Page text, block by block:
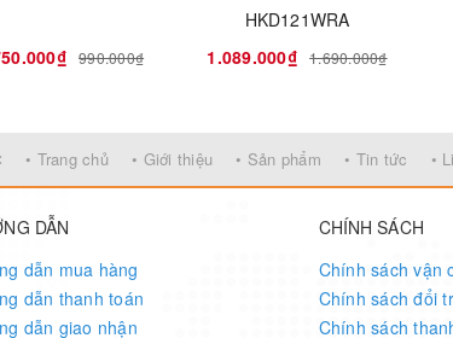
990.000₫
HKD121WRA
1.089.000₫ 1.690.000₫
• Trang chủ • Giới thiệu • Sản phẩm • Tin tức •
DẪN
dẫn mua hàng
dẫn thanh toán
dẫn giao nhận
CHÍNH SÁCH
Chính sách vận
Chính sách đổi
Chính sách